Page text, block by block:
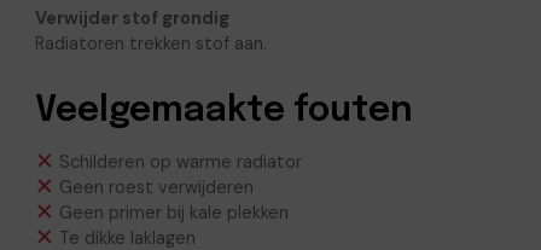
Verwijder stof grondig
Radiatoren trekken stof aan.
Veelgemaakte fouten
Schilderen op warme radiator
Geen roest verwijderen
Geen primer bij kale plekken
Te dikke laklagen